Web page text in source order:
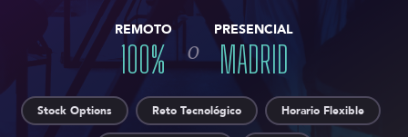
REMOTO
100% o
PRESENCIAL
MADRID
Stock Options Reto Tecnológico Horario Flexible